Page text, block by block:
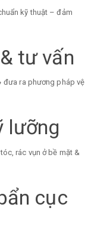
kỹ thuật – đảm
tư vấn
ra phương pháp vệ
lưỡng
rác vụn ở bề mặt &
cục